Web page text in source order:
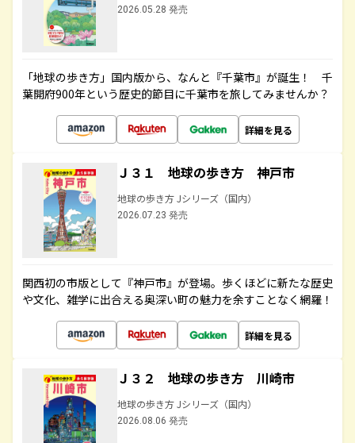
2026.05.28 発売
「地球の歩き方」国内版から、なんと『千葉市』が誕生！ 千
葉開府900年という歴史的節目に千葉市を旅してみませんか？
詳細を見る
Ｊ３１ 地球の歩き方 神戸市
地球の歩き方 Jシリーズ（国内）
2026.07.23 発売
関西初の市版として『神戸市』が登場。歩くほどに新たな歴史
や文化、雑学に出合える奥深い町の魅力を余すことなく網羅！
詳細を見る
Ｊ３２ 地球の歩き方 川崎市
地球の歩き方 Jシリーズ（国内）
2026.08.06 発売